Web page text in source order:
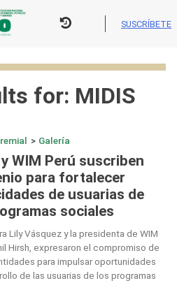
SUSCRÍBETE
for: MIDIS
> Galería
WIM Perú suscriben
para fortalecer
de usuarias de
sociales
Lily Vásquez y la presidenta de WIM
Hirsh, expresaron el compromiso de
para impulsar oportunidades
de las usuarias de los programas